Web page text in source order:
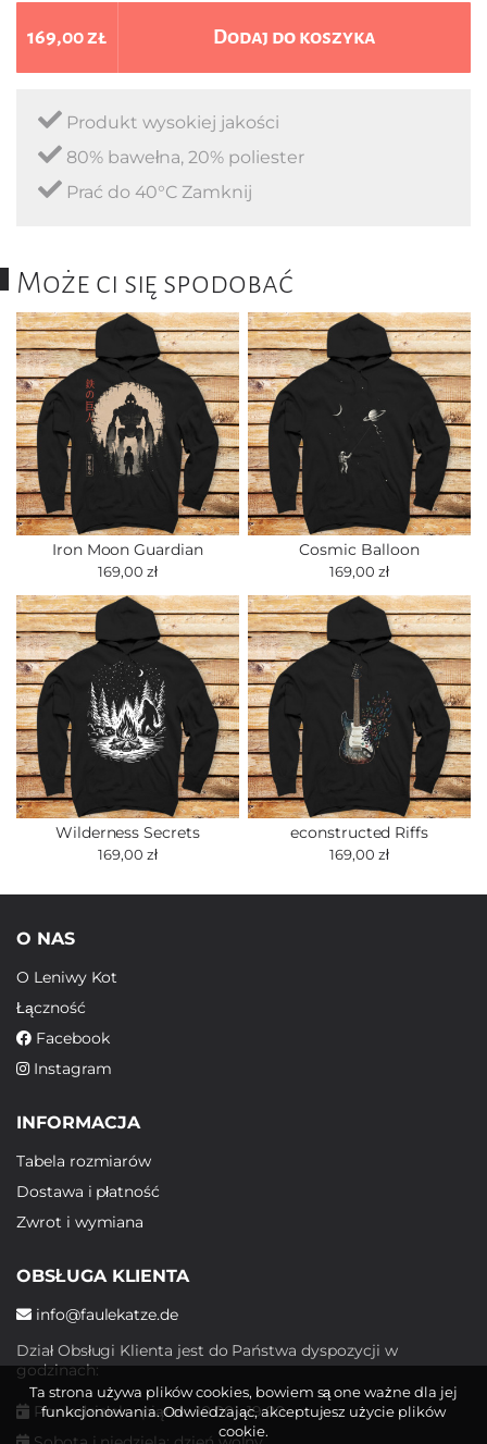
169,00 zł Dodaj do koszyka
Produkt wysokiej jakości
80% bawełna, 20% poliester
Prać do 40°C Zamknij
Może ci się spodobać
Iron Moon Guardian
169,00 zł
Cosmic Balloon
169,00 zł
Wilderness Secrets
169,00 zł
econstructed Riffs
169,00 zł
O NAS
O Leniwy Kot
Łączność
Facebook
Instagram
INFORMACJA
Tabela rozmiarów
Dostawa i płatność
Zwrot i wymiana
OBSŁUGA KLIENTA
info@faulekatze.de
Dział Obsługi Klienta jest do Państwa dyspozycji w
godzinach:
Poniedziałek - piątek: 10:00 - 19:00
Ta strona używa plików cookies, bowiem są one ważne dla jej
funkcjonowania. Odwiedzając, akceptujesz użycie plików
cookie.